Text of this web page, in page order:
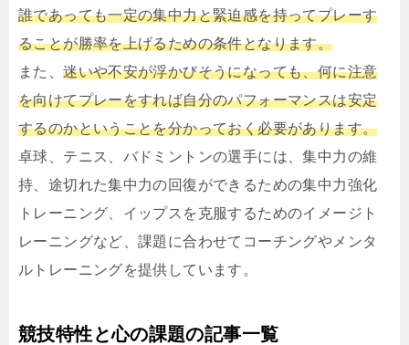
誰であっても一定の集中力と緊迫感を持ってプレーす
ることが勝率を上げるための条件となります。
また、迷いや不安が浮かびそうになっても、何に注意
を向けてプレーをすれば自分のパフォーマンスは安定
するのかということを分かっておく必要があります。
卓球、テニス、バドミントンの選手には、集中力の維
持、途切れた集中力の回復ができるための集中力強化
トレーニング、イップスを克服するためのイメージト
レーニングなど、課題に合わせてコーチングやメンタ
ルトレーニングを提供しています。
競技特性と心の課題の記事一覧